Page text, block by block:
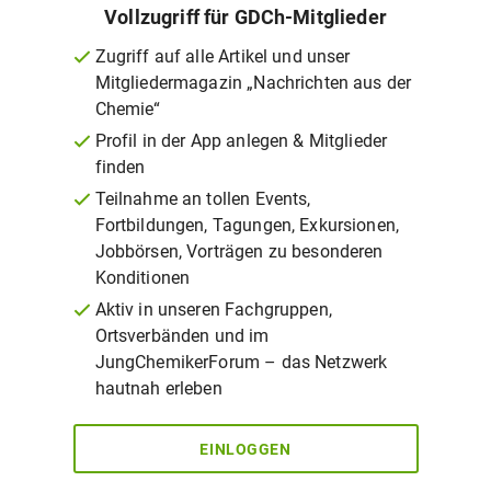
Vollzugriff für GDCh-Mitglieder
Zugriff auf alle Artikel und unser
Mitgliedermagazin „Nachrichten aus der
Chemie“
Profil in der App anlegen & Mitglieder
finden
Teilnahme an tollen Events,
Fortbildungen, Tagungen, Exkursionen,
Jobbörsen, Vorträgen zu besonderen
Konditionen
Aktiv in unseren Fachgruppen,
Ortsverbänden und im
JungChemikerForum – das Netzwerk
hautnah erleben
EINLOGGEN